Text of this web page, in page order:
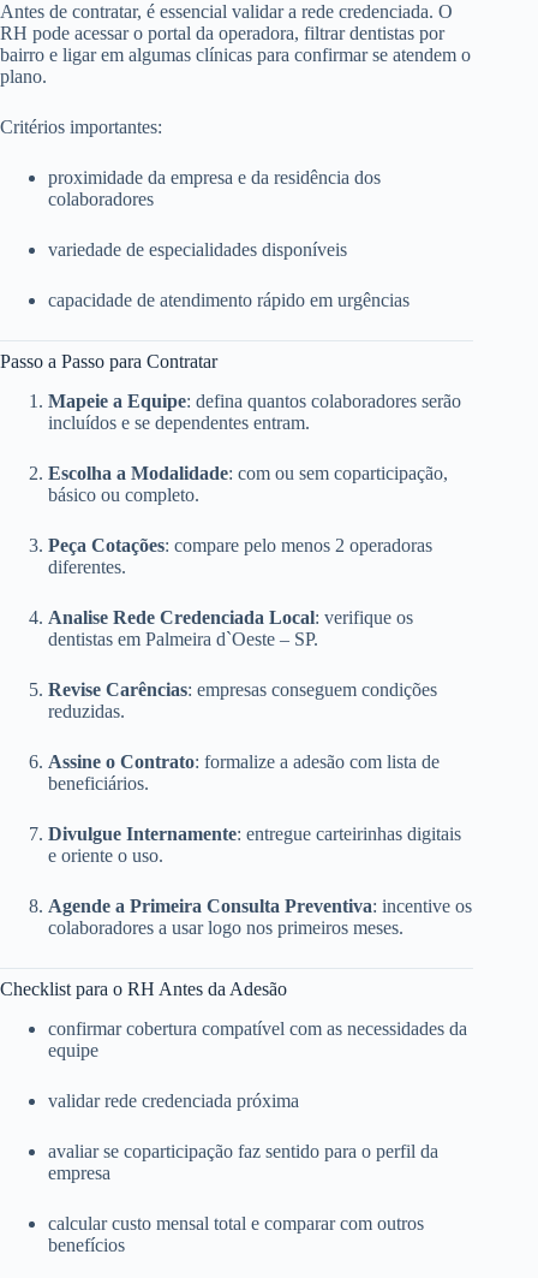
Antes de contratar, é essencial validar a rede credenciada. O
RH pode acessar o portal da operadora, filtrar dentistas por
bairro e ligar em algumas clínicas para confirmar se atendem o
plano.
Critérios importantes:
proximidade da empresa e da residência dos
colaboradores
variedade de especialidades disponíveis
capacidade de atendimento rápido em urgências
Passo a Passo para Contratar
Mapeie a Equipe: defina quantos colaboradores serão
incluídos e se dependentes entram.
Escolha a Modalidade: com ou sem coparticipação,
básico ou completo.
Peça Cotações: compare pelo menos 2 operadoras
diferentes.
Analise Rede Credenciada Local: verifique os
dentistas em Palmeira d`Oeste – SP.
Revise Carências: empresas conseguem condições
reduzidas.
Assine o Contrato: formalize a adesão com lista de
beneficiários.
Divulgue Internamente: entregue carteirinhas digitais
e oriente o uso.
Agende a Primeira Consulta Preventiva: incentive os
colaboradores a usar logo nos primeiros meses.
Checklist para o RH Antes da Adesão
confirmar cobertura compatível com as necessidades da
equipe
validar rede credenciada próxima
avaliar se coparticipação faz sentido para o perfil da
empresa
calcular custo mensal total e comparar com outros
benefícios